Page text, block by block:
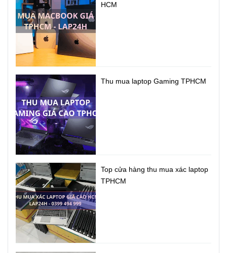
HCM
Thu mua laptop Gaming TPHCM
Top cửa hàng thu mua xác laptop
TPHCM